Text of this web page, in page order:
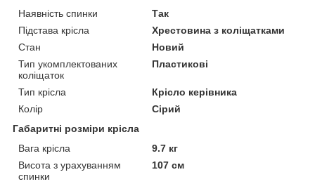
Наявність спинки
Так
Підстава крісла
Хрестовина з коліщатками
Стан
Новий
Тип укомплектованих
коліщаток
Пластикові
Тип крісла
Крісло керівника
Колір
Сірий
Габаритні розміри крісла
Вага крісла
9.7 кг
Висота з урахуванням
спинки
107 см